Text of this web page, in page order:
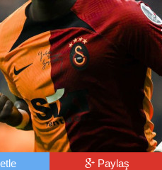
Paylaş